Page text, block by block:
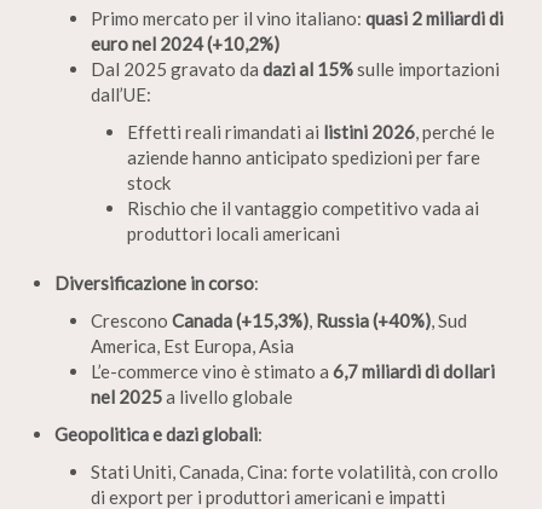
Primo mercato per il vino italiano: quasi 2 miliardi di
euro nel 2024 (+10,2%)
Dal 2025 gravato da dazi al 15%sulle importazioni
dall’UE:
Effetti reali rimandati ai listini 2026, perché le
aziende hanno anticipato spedizioni per fare
stock
Rischio che il vantaggio competitivo vada ai
produttori locali americani
Diversificazione in corso:
Crescono Canada (+15,3%), Russia (+40%), Sud
America, Est Europa, Asia
L’e-commerce vino è stimato a 6,7 miliardi di dollari
nel 2025a livello globale
Geopolitica e dazi globali:
Stati Uniti, Canada, Cina: forte volatilità, con crollo
di export per i produttori americani e impatti